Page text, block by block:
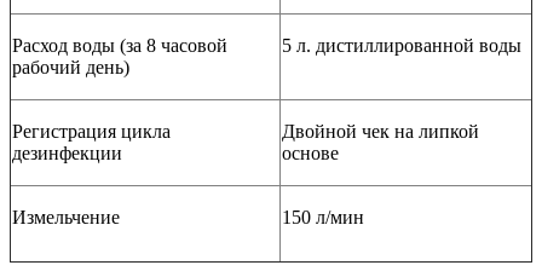
Расход воды (за 8 часовой
рабочий день)
5 л. дистиллированной воды
Регистрация цикла
дезинфекции
Двойной чек на липкой
основе
Измельчение 150 л/мин